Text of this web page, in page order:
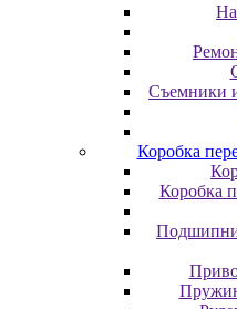
Съемники
Коробка
Коробка